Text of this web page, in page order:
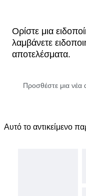
Ορίστε μια
λαμβάνετε
αποτελέσματα.
Αυτό το αντικείμενο